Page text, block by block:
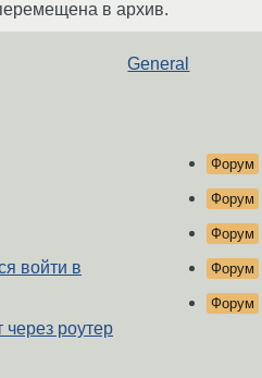
в архив.
General
войти в
через роутер
Форум
Форум
Форум
Форум
Форум